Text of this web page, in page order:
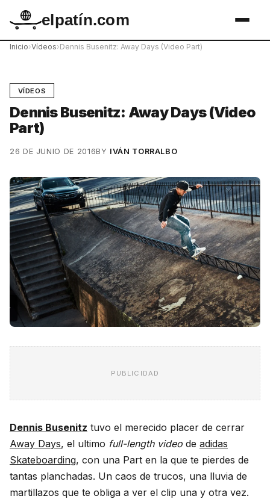
elpatín.com
Inicio›Vídeos›Dennis Busenitz: Away Days (Video Part)
VÍDEOS
Dennis Busenitz: Away Days (Video
Part)
26 DE JUNIO DE 2016BY IVÁN TORRALBO
PUBLICIDAD
Dennis Busenitz tuvo el merecido placer de cerrar
Away Days, el ultimo full-length video de adidas
Skateboarding, con una Part en la que te pierdes de
tantas planchadas. Un caos de trucos, una lluvia de
martillazos que te obliga a ver el clip una y otra vez.